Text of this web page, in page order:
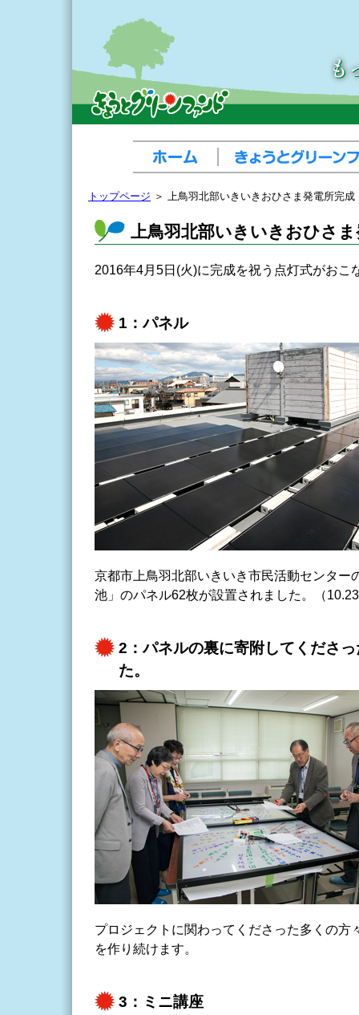
トップページ ＞ 上鳥羽北部いきいきおひさま発電所完成
上鳥羽北部いきいきおひさま
2016年4月5日(火)に完成を祝う点灯式がおこ
1：パネル
京都市上鳥羽北部いきいき市民活動センター
池」のパネル62枚が設置されました。（
2：パネルの裏に寄附してくださ
た。
プロジェクトに関わってくださった多くの方
を作り続けます。
3：ミニ講座